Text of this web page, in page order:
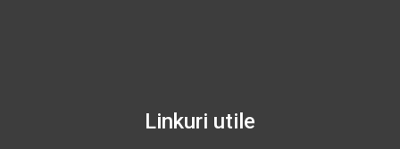
Linkuri utile